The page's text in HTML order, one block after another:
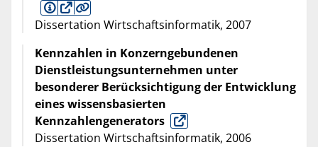
Dissertation Wirtschaftsinformatik, 2007
Kennzahlen in Konzerngebundenen
Dienstleistungsunternehmen unter
besonderer Berücksichtigung der Entwicklung
eines wissensbasierten
Kennzahlengenerators
Dissertation Wirtschaftsinformatik, 2006